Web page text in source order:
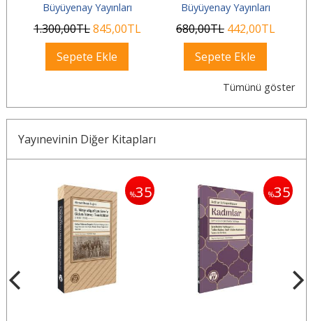
Büyüyenay Yayınları
1.300,00TL845,00TL
Sepete Ekle
Büyüyenay Yayınları
680,00TL 442,00TL
Sepete Ekle
Tümünü göster
Yayınevinin Diğer Kitapları
%35 %35